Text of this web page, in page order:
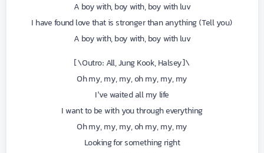
A boy with, boy with, boy with luv
(Tell you) I have found love that is stronger than anything
A boy with, boy with, boy with luv
\[Outro: All, Jung Kook, Halsey\]
Oh my, my, my, oh my, my, my
I’ve waited all my life
I want to be with you through everything
Oh my, my, my, oh my, my, my
Looking for something right